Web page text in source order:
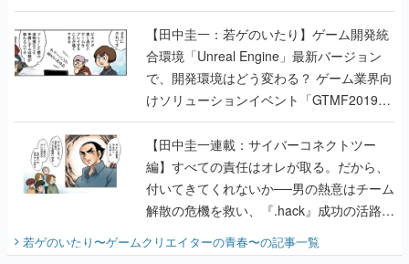
のいたり】
【田中圭一：若ゲのいたり】ゲーム開発統
合環境「Unreal Engine」最新バージョン
で、開発環境はどう変わる？ ゲーム業界向
けソリューションイベント「GTMF2019」
に行って、より理解を深めよう【PR】
【田中圭一連載：サイバーコネクトツー
編】すべての責任はオレが取る。だから、
付いてきてくれないか──男の熱意はチーム
解散の危機を救い、『.hack』成功の活路を
『少年ジャンプ』色だった【若ゲのいた
若ゲのいたり〜ゲームクリエイターの青春〜の記事一覧